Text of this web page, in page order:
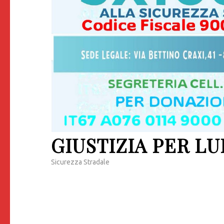
GIUSTIZIA PER
Sicurezza Stradale